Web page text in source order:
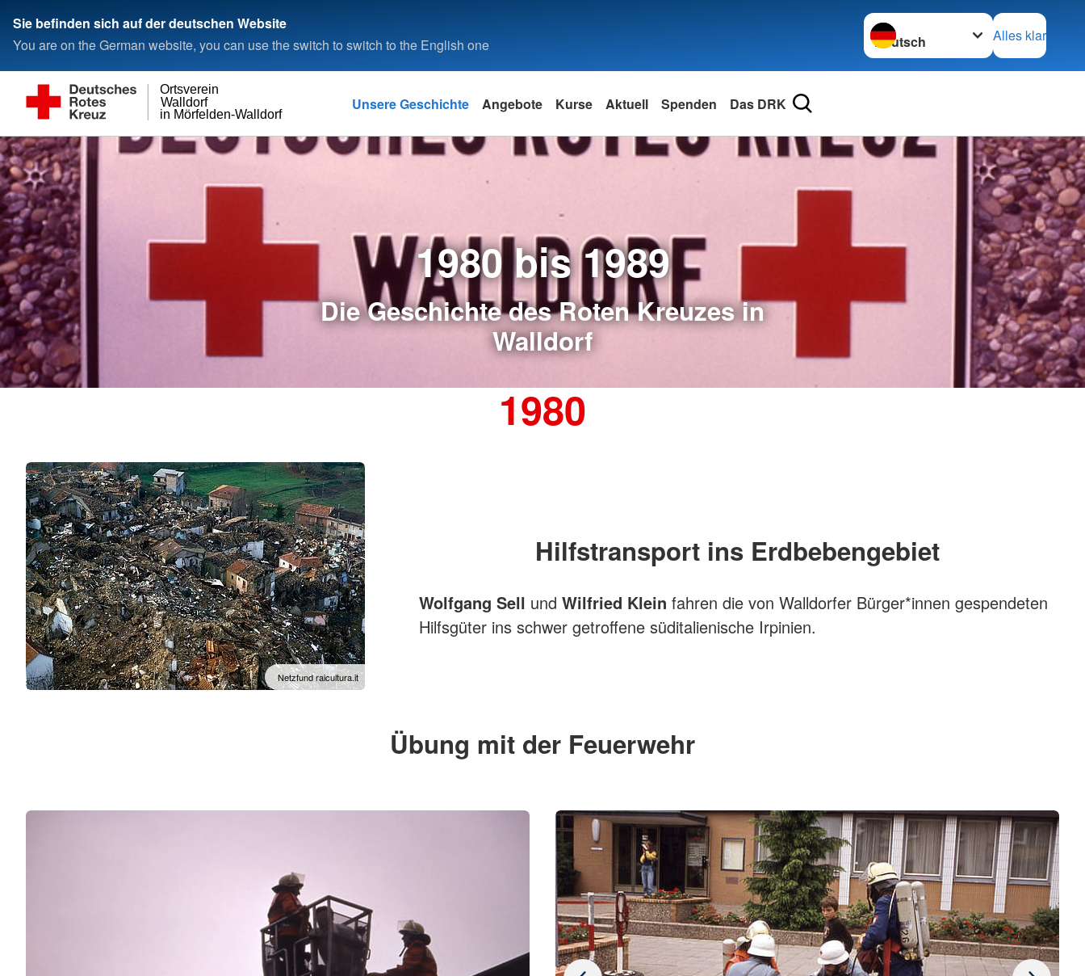
Sie befinden sich auf der deutschen Website
You are on the German website, you can use the switch to switch to the English one
Sprache wechseln zu
Alles klar
in Mörfelden-Walldorf
Walldorf
Ortsverein
Unsere Geschichte Angebote Kurse Aktuell Spenden Das DRK
1980 bis 1989
Die Geschichte des Roten Kreuzes in
Walldorf
1980
Netzfund raicultura.it
Hilfstransport ins Erdbebengebiet
Wolfgang Sell undWilfried Klein fahren die von Walldorfer Bürger*innen gespendeten
Hilfsgüter ins schwer getroffene süditalienische Irpinien.
Übung mit der Feuerwehr